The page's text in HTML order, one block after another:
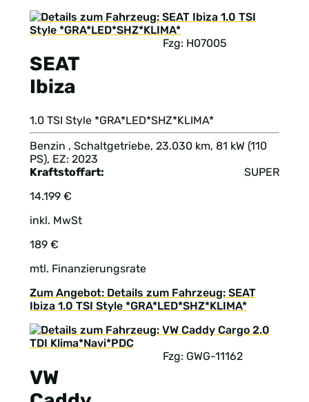
SEAT
Ibiza
Fzg: H07005
1.0 TSI Style *GRA*LED*SHZ*KLIMA*
Benzin , Schaltgetriebe, 23.030 km, 81 kW (110
PS), EZ: 2023
Kraftstoffart:
SUPER
14.199 €
inkl. MwSt
189 €
mtl. Finanzierungsrate
Zum Angebot: Details zum Fahrzeug: SEAT
Ibiza 1.0 TSI Style *GRA*LED*SHZ*KLIMA*
VW
Fzg: GWG-11162